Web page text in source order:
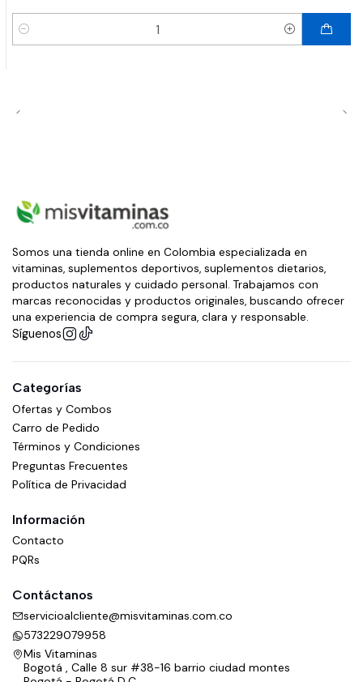
Cantidad
Somos una tienda online en Colombia especializada en
vitaminas, suplementos deportivos, suplementos dietarios,
productos naturales y cuidado personal. Trabajamos con
marcas reconocidas y productos originales, buscando ofrecer
una experiencia de compra segura, clara y responsable.
Síguenos
Categorías
Ofertas y Combos
Carro de Pedido
Términos y Condiciones
Preguntas Frecuentes
Política de Privacidad
Información
Contacto
PQRs
Contáctanos
servicioalcliente@misvitaminas.com.co
573229079958
Mis Vitaminas
Bogotá , Calle 8 sur #38-16 barrio ciudad montes